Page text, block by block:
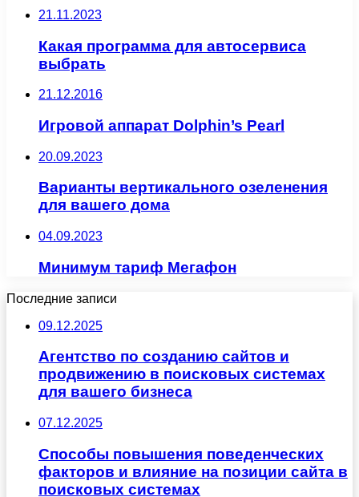
21.11.2023
Какая программа для автосервиса
выбрать
21.12.2016
Игровой аппарат Dolphin’s Pearl
20.09.2023
Варианты вертикального озеленения
для вашего дома
04.09.2023
Минимум тариф Мегафон
Последние записи
09.12.2025
Агентство по созданию сайтов и
продвижению в поисковых системах
для вашего бизнеса
07.12.2025
Способы повышения поведенческих
факторов и влияние на позиции сайта в
поисковых системах